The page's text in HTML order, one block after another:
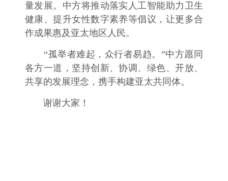
量发展。中方将推动落实人工智能助力卫生
健康、提升女性数字素养等倡议，让更多合
作成果惠及亚太地区人民。
“孤举者难起，众行者易趋。”中方愿同
各方一道，坚持创新、协调、绿色、开放、
共享的发展理念，携手构建亚太共同体。
谢谢大家！